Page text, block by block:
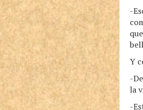
-
Y
-
la
-